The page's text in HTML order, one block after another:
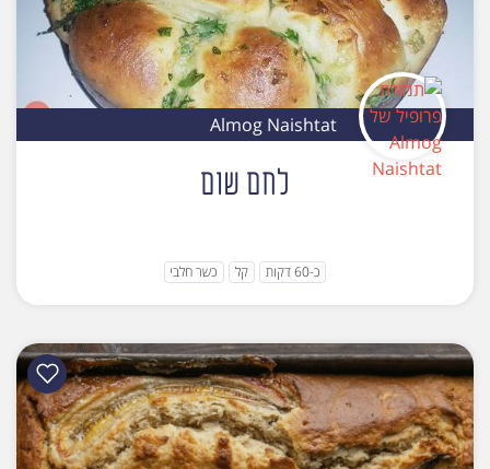
Almog Naishtat
לחם שום
כ-60 דקות קל כשר חלבי